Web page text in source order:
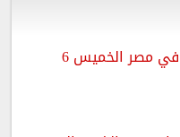
سعر الذهب اليوم في مصر الخميس 6